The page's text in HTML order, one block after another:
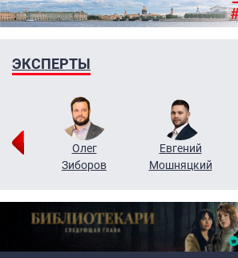
ЭКСПЕРТЫ
Олег
Зиборов
Евгений
Мошняцкий